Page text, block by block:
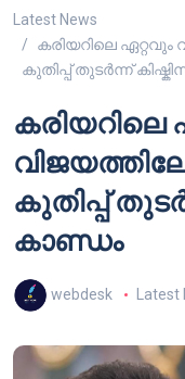
Latest News
കരിയറിലെ
കുതിപ്പ് തുടർന്ന്
കരിയറിലെ
കുതിപ്പ്
കാണ്ഡം
webdesk